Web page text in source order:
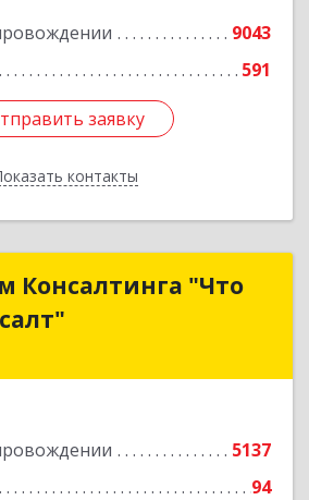
9043
591
заявку
контакты
заявку
Назад
Консалтинга "Что
5137
94
Консалтинга "Что